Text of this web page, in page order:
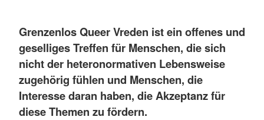
Grenzenlos Queer Vreden ist ein offenes und
geselliges Treffen für Menschen, die sich
nicht der heteronormativen Lebensweise
zugehörig fühlen und Menschen, die
Interesse daran haben, die Akzeptanz für
diese Themen zu fördern.